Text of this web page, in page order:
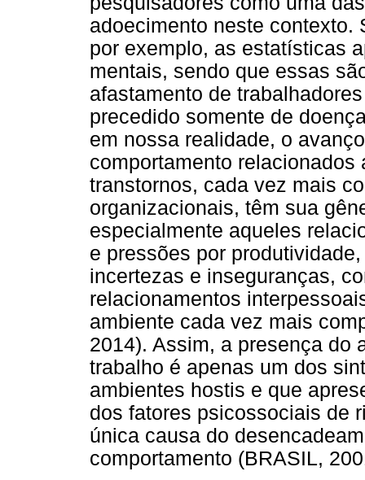
adoecimento neste contexto.
por exemplo, as estatísticas
mentais, sendo que essas
afastamento de
precedido somente de
em nossa realidade, o
comportamento
transtornos, cada vez mais
organizacionais, têm sua
especialmente aqueles
e pressões por
incertezas e inseguranças,
relacionamentos
ambiente cada vez mais
2014). Assim, a presença do
trabalho é apenas um dos
ambientes hostis e que
dos fatores psicossociais de
única causa do
comportamento (BRASIL,